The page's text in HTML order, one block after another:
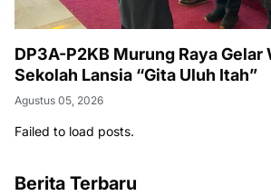
DP3A-P2KB Murung Raya Gelar
Sekolah Lansia “Gita Uluh Itah”
Agustus 05, 2026
Failed to load posts.
Berita Terbaru